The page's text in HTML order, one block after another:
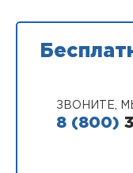
ЗВОНИТЕ,
8 (800)